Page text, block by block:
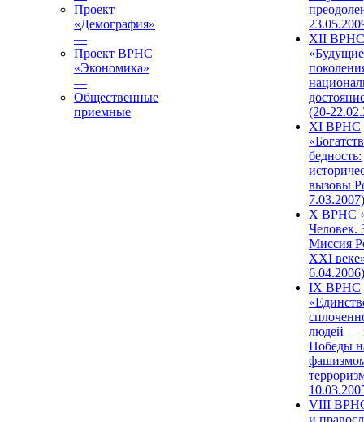
Проект
«Демография»
—
Проект ВРНС
«Экономика»
—
Общественные
приемные
XII ВРНС
«Будущие
(20-
XI ВРНС
бедность:
вызовы
7.03.2007)
X ВРНС
Человек.
Миссия
XXI
6.04.2006)
IX ВРНС
людей —
Победы
VIII
и